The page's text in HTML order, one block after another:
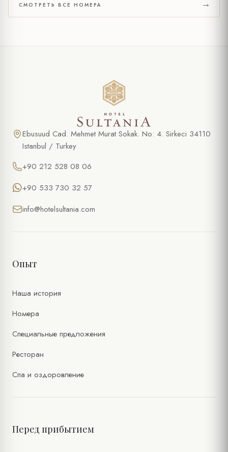
СМОТРЕТЬ ВСЕ НОМЕРА
Ebusuud Cad. Mehmet Murat Sokak. No: 4. Sirkeci 34110
Istanbul / Turkey
+90 212 528 08 06
+90 533 730 32 57
info@hotelsultania.com
Опыт
Наша история
Номера
Специальные предложения
Ресторан
Спа и оздоровление
Перед прибытием